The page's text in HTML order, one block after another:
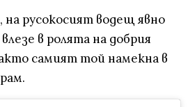
на русокосият водещ явно
в ролята на добрия
самият той намекна в